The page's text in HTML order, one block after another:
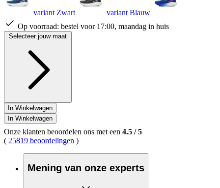
variant Zwart
variant Blauw
Op voorraad: bestel voor 17:00, maandag in huis
Selecteer jouw maat
In Winkelwagen
In Winkelwagen
Onze klanten beoordelen ons met een 4.5 /5
( 25819 beoordelingen )
Mening van onze experts